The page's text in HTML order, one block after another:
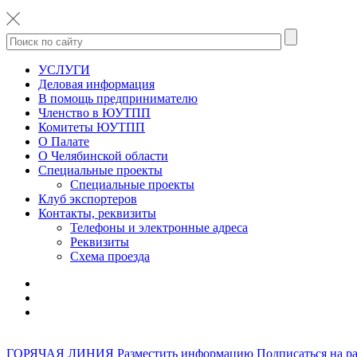
УСЛУГИ
Деловая информация
В помощь предпринимателю
Членство в ЮУТПП
Комитеты ЮУТПП
О Палате
О Челябинской области
Специальные проекты
Специальные проекты
Клуб экспортеров
Контакты, реквизиты
Телефоны и электронные адреса
Реквизиты
Схема проезда
ГОРЯЧАЯ ЛИНИЯ Разместить информацию Подписаться на